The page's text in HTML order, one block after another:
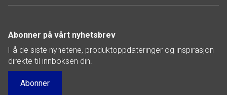
Abonner på vårt nyhetsbrev
Få de siste nyhetene, produktoppdateringer og inspirasjon
direkte til innboksen din.
Abonner